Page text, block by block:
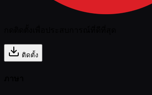
ติดตั้ง